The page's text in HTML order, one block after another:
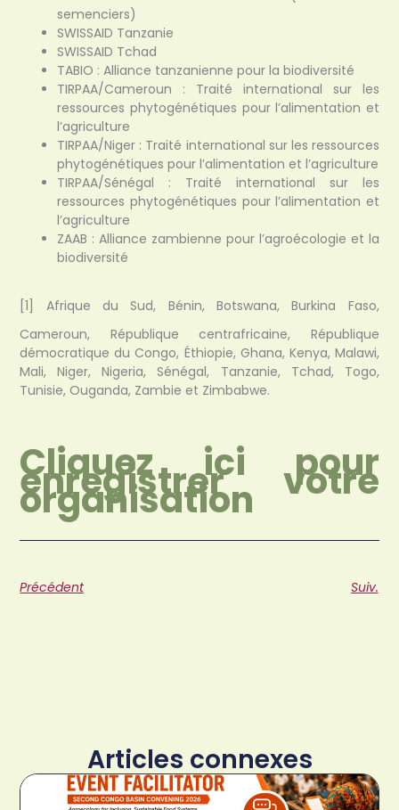
semenciers)
SWISSAID Tanzanie
SWISSAID Tchad
TABIO : Alliance tanzanienne pour la biodiversité
TIRPAA/Cameroun : Traité international sur les
ressources phytogénétiques pour l’alimentation et
l’agriculture
TIRPAA/Niger : Traité international sur les ressources
phytogénétiques pour l’alimentation et l’agriculture
TIRPAA/Sénégal : Traité international sur les
ressources phytogénétiques pour l’alimentation et
l’agriculture
ZAAB : Alliance zambienne pour l’agroécologie et la
biodiversité
[1]
Afrique du Sud, Bénin, Botswana, Burkina Faso,
Cameroun, République centrafricaine, République
démocratique du Congo, Éthiopie, Ghana, Kenya, Malawi,
Mali, Niger, Nigeria, Sénégal, Tanzanie, Tchad, Togo,
Tunisie, Ouganda, Zambie et Zimbabwe.
Cliquez ici pour
enregistrer votre
organisation
Précédent Suiv.
Articles connexes